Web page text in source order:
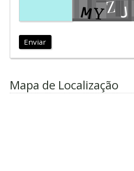
Enviar
Mapa de Localização